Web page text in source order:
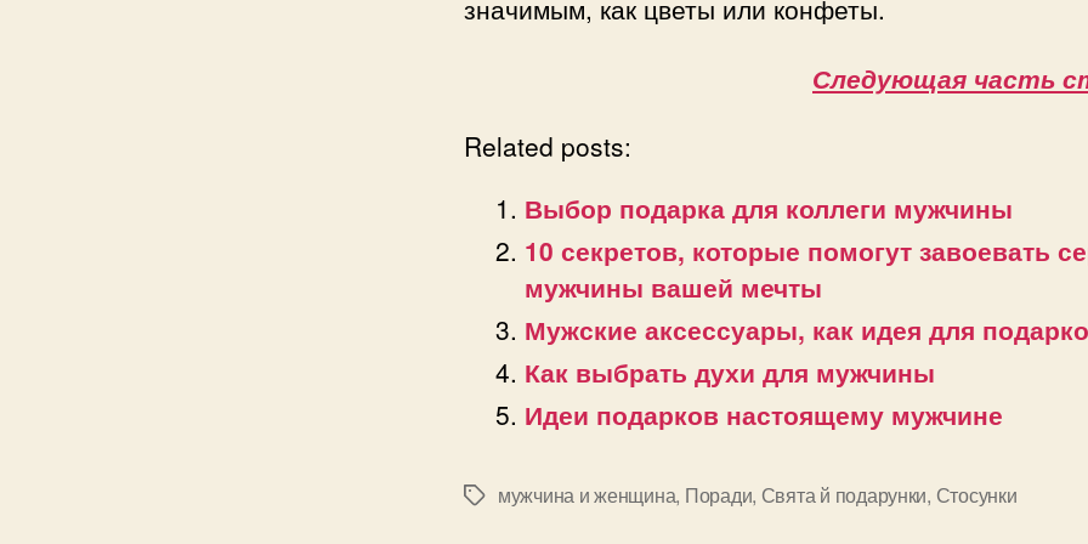
значимым, как цветы или конфеты.
Следующая часть
Related posts:
Выбор подарка для коллеги мужчины
10 секретов, которые помогут завоевать
мужчины вашей мечты
Мужские аксессуары, как идея для
Как выбрать духи для мужчины
Идеи подарков настоящему мужчине
Позначки
мужчина и женщина, Поради, Свята й подарунки, Стосунки